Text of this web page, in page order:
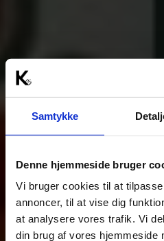
Samtykke
Denne hjemmeside bruger
Vi bruger cookies til at
annoncer, til at vise dig
at analysere vores trafik. Vi
din brug af vores hjemmeside